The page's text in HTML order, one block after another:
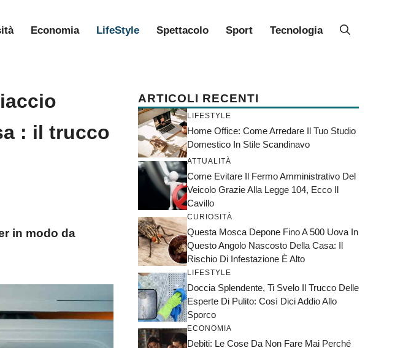
Economia LifeStyle Spettacolo Sport Tecnologia
: il trucco
in modo da
ARTICOLI RECENTI
LIFESTYLE
Home Office: Come Arredare Il Tuo Studio
Domestico In Stile Scandinavo
ATTUALITÀ
Come Evitare Il Fermo Amministrativo Del
Veicolo Grazie Alla Legge 104, Ecco Il
Cavillo
CURIOSITÀ
Questa Mosca Depone Fino A 500 Uova In
Questo Angolo Nascosto Della Casa: Il
Rischio Di Infestazione È Alto
LIFESTYLE
Doccia Splendente, Ti Svelo Il Trucco Delle
Esperte Di Pulito: Così Dici Addio Allo
Sporco
ECONOMIA
Debiti: Le Cose Da Non Fare Mai Perché